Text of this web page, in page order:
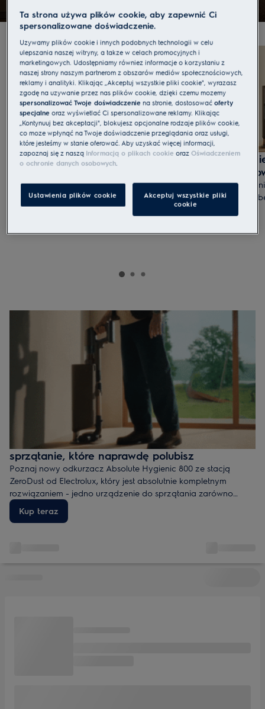
brudne podłogi to już przeszłość
Szczotka HardFloor do twardych podłóg
wychwytuje do 100% kurzu* zapewniając
skuteczne odkurzanie.
Stacja
z pojemnika
sprzątanie, które naprawdę polubisz
Poznaj nowy odkurzacz Absolute Hygienic 800 ze stacją
ZeroDust od Electrolux, który jest absolutnie kompletnym
rozwiązaniem - jedno urządzenie do sprzątania zarówno
suchych jak i mokrych zabrudzeń. Maciej Musiał już go
sprawdził podczas swojej szwedzkiej wyprawy – odkrył łódź
Kup teraz
Ta strona używa plików cookie, aby zapewnić Ci
spersonalizowane doświadczenie.
Używamy plików cookie i innych podobnych technologii w celu
ulepszania naszej witryny, a także w celach promocyjnych i
marketingowych. Udostępniamy również informacje o korzystaniu z
naszej strony naszym partnerom z obszarów mediów społecznościowych,
reklamy i analityki. Klikając „Akceptuj wszystkie pliki cookie", wyrażasz
zgodę na używanie przez nas plików cookie, dzięki czemu możemy
spersonalizować Twoje doświadczenie na stronie, dostosowaćoferty
specjalne oraz wyświetlać Ci spersonalizowane reklamy. Klikając
„Kontynuuj bez akceptacji", blokujesz opcjonalne rodzaje plików cookie,
co może wpłynąć na Twoje doświadczenie przeglądania oraz usługi,
które jesteśmy w stanie oferować. Aby uzyskać więcej informacji,
zapoznaj się z naszą Informacją o plikach cookie orazOświadczeniem
o ochronie danych osobowych.
Ustawienia plików cookie
Akceptuj wszystkie pliki
cookie